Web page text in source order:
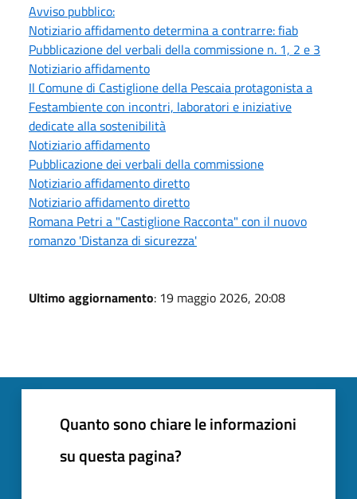
Avviso pubblico:
Notiziario affidamento determina a contrarre: fiab
Pubblicazione del verbali della commissione n. 1, 2 e 3
Notiziario affidamento
Il Comune di Castiglione della Pescaia protagonista a
Festambiente con incontri, laboratori e iniziative
dedicate alla sostenibilità
Notiziario affidamento
Pubblicazione dei verbali della commissione
Notiziario affidamento diretto
Notiziario affidamento diretto
Romana Petri a "Castiglione Racconta" con il nuovo
romanzo 'Distanza di sicurezza'
Ultimo aggiornamento: 19 maggio 2026, 20:08
Quanto sono chiare le informazioni
su questa pagina?